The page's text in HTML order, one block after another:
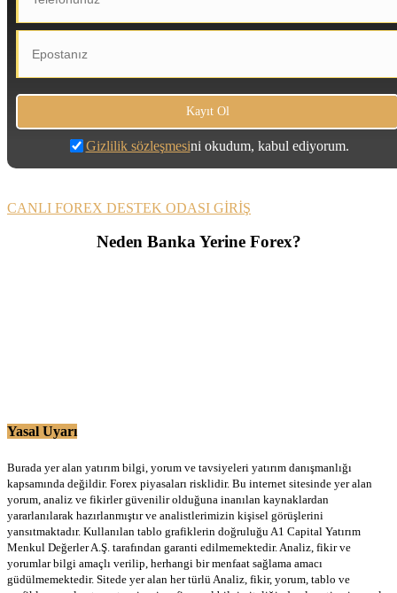
Gizlilik sözleşmesini okudum, kabul ediyorum.
CANLI FOREX DESTEK ODASI GİRİŞ
Neden Banka Yerine Forex?
Yasal Uyarı
Burada yer alan yatırım bilgi, yorum ve tavsiyeleri yatırım danışmanlığı
kapsamında değildir. Forex piyasaları risklidir. Bu internet sitesinde yer alan
yorum, analiz ve fikirler güvenilir olduğuna inanılan kaynaklardan
yararlanılarak hazırlanmıştır ve analistlerimizin kişisel görüşlerini
yansıtmaktadır. Kullanılan tablo grafiklerin doğruluğu A1 Capital Yatırım
Menkul Değerler A.Ş. tarafından garanti edilmemektedir. Analiz, fikir ve
yorumlar bilgi amaçlı verilip, herhangi bir menfaat sağlama amacı
güdülmemektedir. Sitede yer alan her türlü Analiz, fikir, yorum, tablo ve